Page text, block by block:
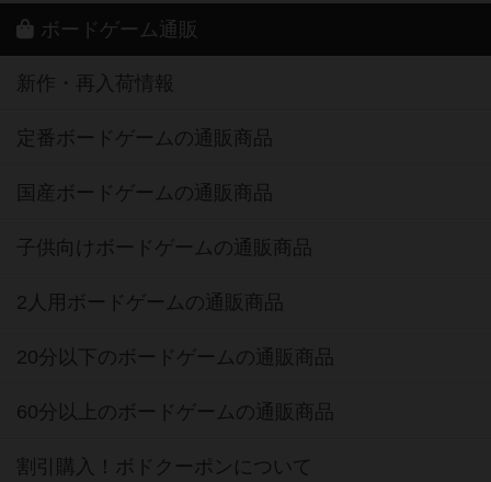
ボードゲーム通販
新作・再入荷情報
定番ボードゲームの通販商品
国産ボードゲームの通販商品
子供向けボードゲームの通販商品
2人用ボードゲームの通販商品
20分以下のボードゲームの通販商品
60分以上のボードゲームの通販商品
割引購入！ボドクーポンについて